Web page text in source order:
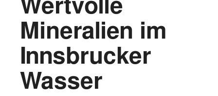
Logos
Bilder
Kontakt
Mineralien im
Innsbrucker
Wasser